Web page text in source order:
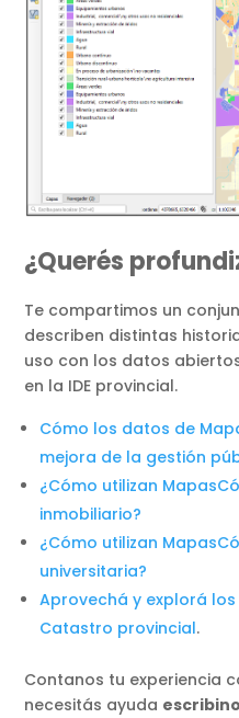
¿Querés
Te compartimos un
describen distintas
uso con los datos
en la IDE provincial.
Cómo los datos de
mejora de la gestión
¿Cómo utilizan
inmobiliario?
¿Cómo utilizan
universitaria?
Aprovechá y explorá
Catastro provincial.
Contanos tu experiencia
necesitás ayuda